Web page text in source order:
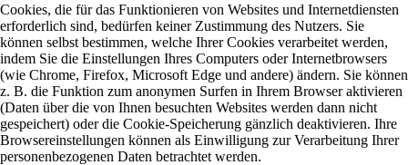
Cookies, die für das Funktionieren von Websites und Internetdiensten
erforderlich sind, bedürfen keiner Zustimmung des Nutzers. Sie
können selbst bestimmen, welche Ihrer Cookies verarbeitet werden,
indem Sie die Einstellungen Ihres Computers oder Internetbrowsers
(wie Chrome, Firefox, Microsoft Edge und andere) ändern. Sie können
z. B. die Funktion zum anonymen Surfen in Ihrem Browser aktivieren
(Daten über die von Ihnen besuchten Websites werden dann nicht
gespeichert) oder die Cookie-Speicherung gänzlich deaktivieren. Ihre
Browsereinstellungen können als Einwilligung zur Verarbeitung Ihrer
personenbezogenen Daten betrachtet werden.